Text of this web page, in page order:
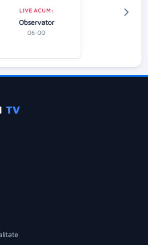
LIVE ACUM:
Observator
06:00
TV